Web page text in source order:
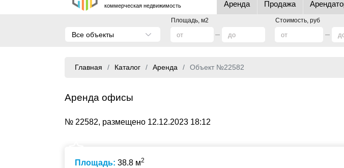
коммерческая недвижимость Аренда Продажа
Площадь, м2 Стоимость, руб
Все объекты
Главная Каталог Аренда Объект №22582
Аренда офисы
№ 22582, размещено 12.12.2023 18:12
Площадь: 38.8 м2